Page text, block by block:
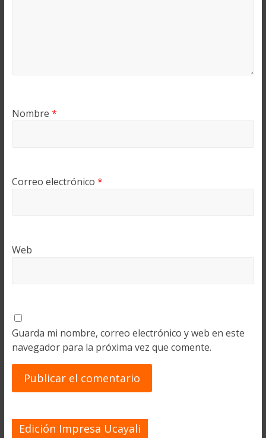
Nombre *
Correo electrónico *
Web
Guarda mi nombre, correo electrónico y web en este
navegador para la próxima vez que comente.
Edición Impresa Ucayali